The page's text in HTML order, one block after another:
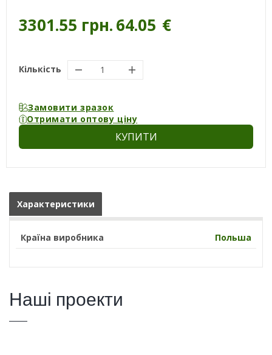
3301.55 грн.64.05 €
Кількість
Замовити зразок
Отримати оптову ціну
КУПИТИ
Характеристики
Країна виробника Польша
Наші проекти